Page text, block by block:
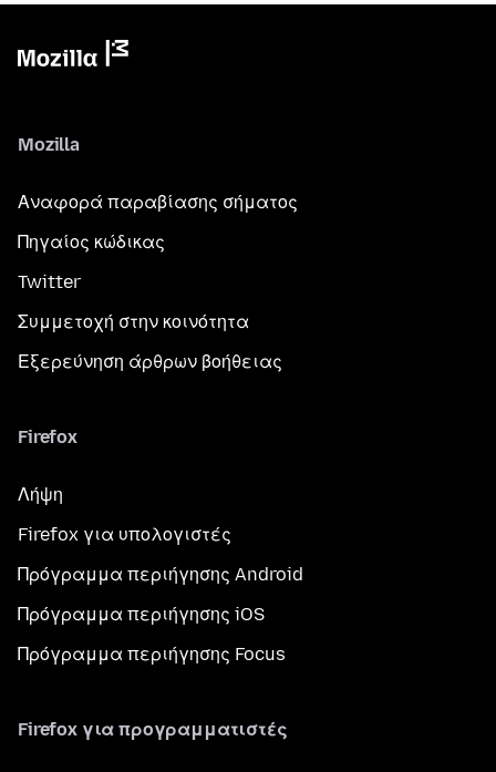
Mozilla
Αναφορά παραβίασης σήματος
Πηγαίος κώδικας
Twitter
Συμμετοχή στην κοινότητα
Εξερεύνηση άρθρων βοήθειας
Firefox
Λήψη
Firefox για υπολογιστές
Πρόγραμμα περιήγησης Android
Πρόγραμμα περιήγησης iOS
Πρόγραμμα περιήγησης Focus
Firefox για προγραμματιστές